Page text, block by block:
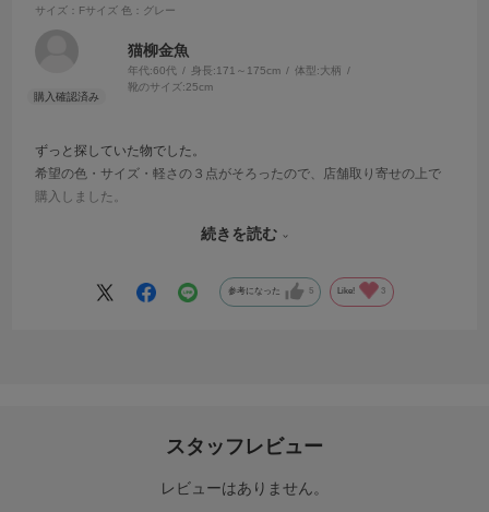
サイズ：Fサイズ 色：グレー
猫柳金魚
年代:60代 身長:171～175cm 体型:大柄
靴のサイズ:25cm
ずっと探していた物でした。
希望の色・サイズ・軽さの３点がそろったので、店舗取り寄せの上で
購入しました。
しいなぁと思います。
続きを読む
参考になった 5 Like! 3
スタッフレビュー
レビューはありません。